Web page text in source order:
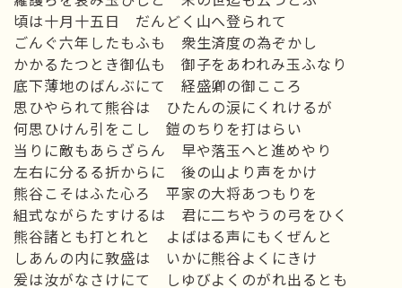
頃は十月十五日 だんどく山へ登られて
ごんぐ六年したもふも 衆生済度の為ぞかし
かかるたつとき御仏も 御子をあわれみ玉ふなり
底下薄地のばんぶにて 経盛卿の御こころ
思ひやられて熊谷は ひたんの涙にくれけるが
何思ひけん引をこし 鎧のちりを打はらい
当りに敵もあらざらん 早や落玉へと進めやり
左右に分るる折からに 後の山より声をかけ
熊谷こそはふた心ろ 平家の大将あつもりを
組式ながらたすけるは 君に二ちやうの弓をひく
熊谷諸とも打とれと よばはる声にもくぜんと
しあんの内に敦盛は いかに熊谷よくにきけ
爰は汝がなさけにて しゆびよくのがれ出るとも